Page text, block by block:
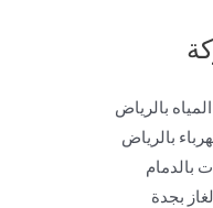
بالرياض
بالرياض
بالدمام
بجدة